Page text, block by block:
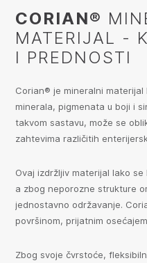
CORIAN®
MATERIJAL -
I PREDNOSTI
Corian® je mineralni
minerala, pigmenata u boji i
takvom sastavu, može se
zahtevima različitih
Ovaj izdržljiv materijal lako
a zbog neporozne strukture
jednostavno održavanje.
površinom, prijatnim
Zbog svoje čvrstoće,